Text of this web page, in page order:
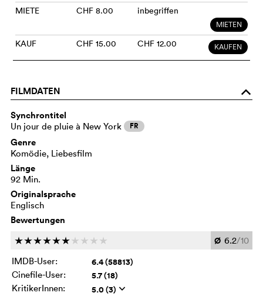
MIETE CHF 8.00 inbegriffen
MIETEN
KAUF CHF 15.00 CHF 12.00 KAUFEN
FILMDATEN o
Synchrontitel
Un jour de pluie à New York FR
Genre
Komödie, Liebesfilm
Länge
92 Min.
Originalsprache
Englisch
Bewertungen
cccccc c c c c Ø 6.2/10
IMDB-User:
6.4 (58813)
Cinefile-User: 5.7 (18)
KritikerInnen: 5.0 (3) q